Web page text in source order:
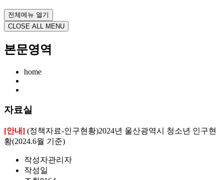
전체메뉴 열기
CLOSE ALL MENU
본문영역
home
자료실
[안내] (정책자료-인구현황)2024년 울산광역시 청소년 인구현
황(2024.6월 기준)
작성자관리자
작성일